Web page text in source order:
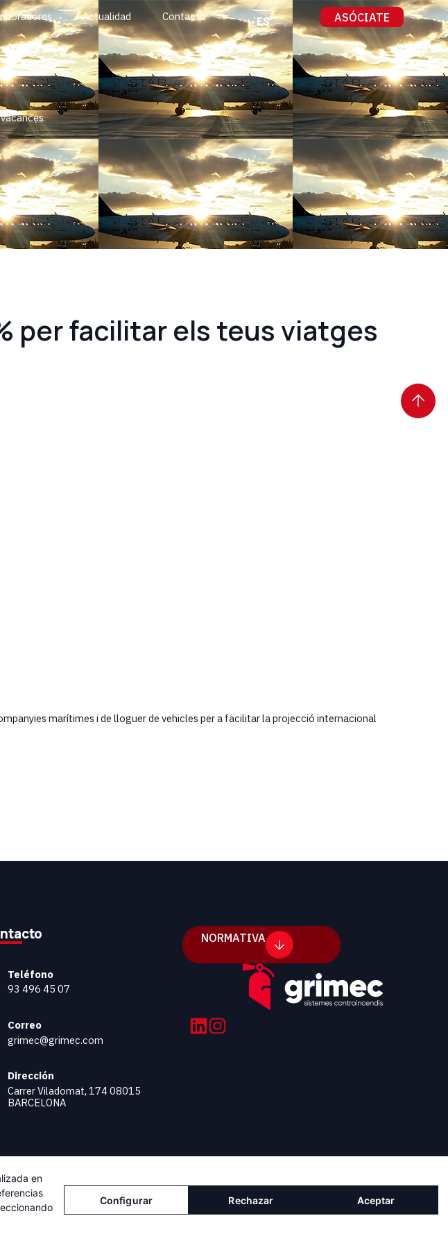
Actualidad Contacto ES ASÓCIATE
per facilitar els teus viatges
marítimes i de lloguer de vehicles per a facilitar la projecció internacional
Teléfono
93 496 45 07
Correo
grimec@grimec.com
Dirección
Carrer Viladomat, 174 08015
BARCELONA
NORMATIVA
en
Configurar Rechazar Aceptar